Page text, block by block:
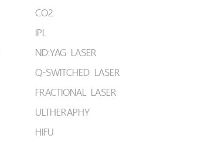
CO2
IPL
ND:YAG LASER
Q-SWITCHED LASER
FRACTIONAL LASER
ULTHERAPHY
HIFU